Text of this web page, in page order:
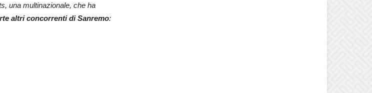
una multinazionale, che ha
altri concorrenti di Sanremo: